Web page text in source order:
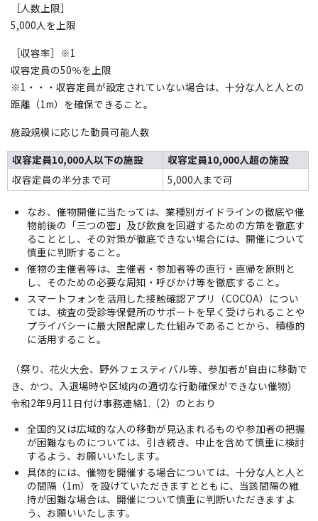
［人数上限］
5,000人を上限
［収容率］※1
収容定員の50％を上限
※1・・・収容定員が設定されていない場合は、十分な人と人との
距離（1m）を確保できること。
施設規模に応じた動員可能人数
収容定員10,000人以下の施設
収容定員10,000人超の施設
収容定員の半分まで可
5,000人まで可
なお、催物開催に当たっては、業種別ガイドラインの徹底や催
物前後の「三つの密」及び飲食を回避するための方策を徹底す
ることとし、その対策が徹底できない場合には、開催について
慎重に判断すること。
催物の主催者等は、主催者・参加者等の直行・直帰を原則と
し、そのための必要な周知・呼びかけ等を徹底すること。
スマートフォンを活用した接触確認アプリ（COCOA）につい
ては、検査の受診等保健所のサポートを早く受けられることや
プライバシーに最大限配慮した仕組みであることから、積極的
に活用すること。
（祭り、花火大会、野外フェスティバル等、参加者が自由に移動で
き、かつ、入退場時や区域内の適切な行動確保ができない催物）
令和2年9月11日付け事務連絡1.（2）のとおり
全国的又は広域的な人の移動が見込まれるものや参加者の把握
が困難なものについては、引き続き、中止を含めて慎重に検討
するよう、お願いいたします。
具体的には、催物を開催する場合については、十分な人と人と
の間隔（1m）を設けていただきますとともに、当該間隔の維
持が困難な場合は、開催について慎重に判断いただきますよ
う、お願いいたします。